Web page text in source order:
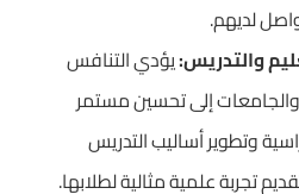
لديهم.
والتدريس:يؤدي التنافس
والجامعات إلى تحسين مستمر
وتطوير أساليب التدريس
تجربة علمية مثالية لطلابها.